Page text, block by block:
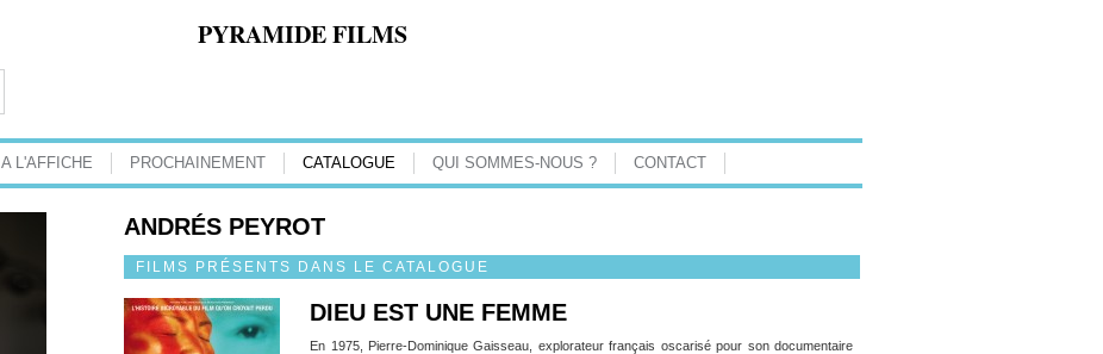
PYRAMIDE FILMS
A L'AFFICHE PROCHAINEMENT CATALOGUE QUI SOMMES-NOUS ? CONTACT
ANDRÉS PEYROT
FILMS PRÉSENTS DANS LE CATALOGUE
DIEU EST UNE FEMME
En 1975, Pierre-Dominique Gaisseau, explorateur français oscarisé pour son documentaire